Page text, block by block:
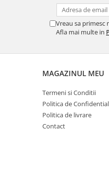
Vreau sa
Afla mai multe in
MAGAZINUL MEU
Termeni si Conditii
Politica de
Politica de livrare
Contact